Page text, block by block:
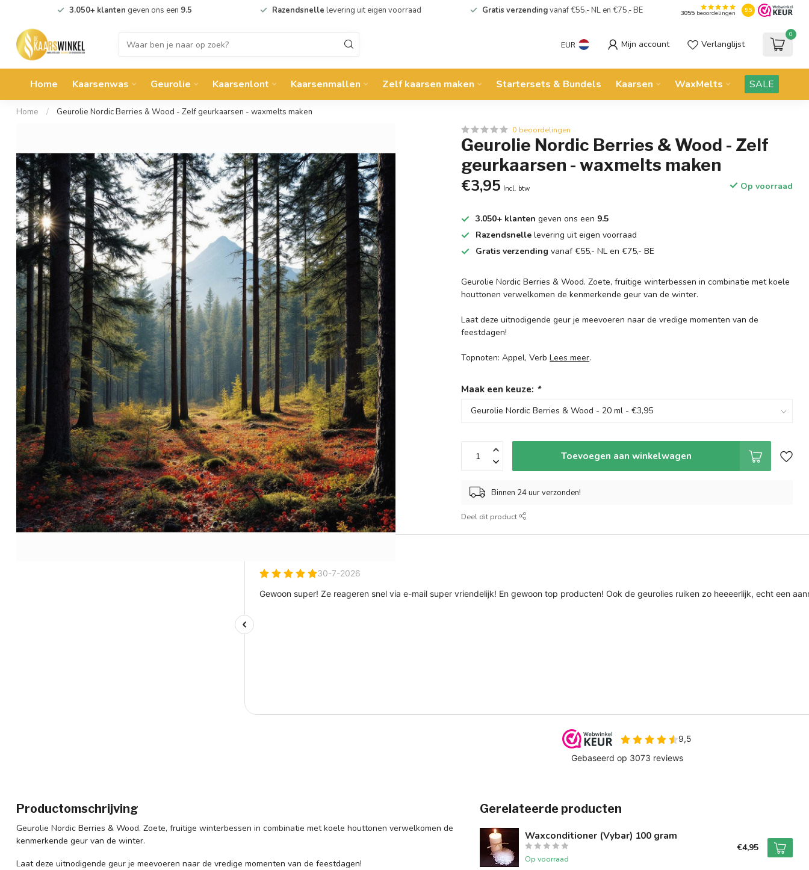
3.050+ klanten geven ons een 9.5 Razendsnelle levering uit eigen voorraad Gratis verzendingvanaf €55,- NL en €75,- BE 3055beoordelingen 9.5
EUR Mijn account Verlanglijst
0
Home Kaarsenwas Geurolie Kaarsenlont Kaarsenmallen Zelf kaarsen maken Startersets & Bundels Kaarsen WaxMelts SALE
Home / Geurolie Nordic Berries & Wood - Zelf geurkaarsen - waxmelts maken
0 beoordelingen
Geurolie Nordic Berries & Wood - Zelf
geurkaarsen - waxmelts maken
€3,95 Incl. btw Op voorraad
3.050+ klanten geven ons een 9.5
Razendsnelle levering uit eigen voorraad
Gratis verzending vanaf €55,- NL en €75,- BE
Geurolie Nordic Berries & Wood. Zoete, fruitige winterbessen in combinatie met koele
houttonen verwelkomen de kenmerkende geur van de winter.
Laat deze uitnodigende geur je meevoeren naar de vredige momenten van de
feestdagen!
Topnoten: Appel, VerbLees meer.
Maak een keuze: *
Toevoegen aan winkelwagen
Binnen 24 uur verzonden!
Deel dit product
Productomschrijving
Geurolie Nordic Berries & Wood. Zoete, fruitige winterbessen in combinatie met koele houttonen verwelkomen de
kenmerkende geur van de winter.
Laat deze uitnodigende geur je meevoeren naar de vredige momenten van de feestdagen!
Gerelateerde producten
Waxconditioner (Vybar) 100 gram
Op voorraad
€4,95